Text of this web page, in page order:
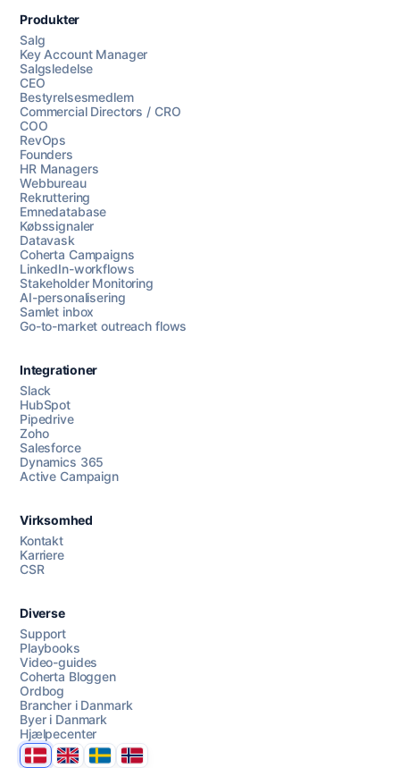
Chat med os
AI Campaign Assist
Produkter
Salg
Key Account Manager
Salgsledelse
CEO
Bestyrelsesmedlem
Commercial Directors / CRO
COO
RevOps
Founders
HR Managers
Webbureau
Rekruttering
Emnedatabase
Købssignaler
Datavask
Coherta Campaigns
LinkedIn-workflows
Stakeholder Monitoring
AI-personalisering
Samlet inbox
Go-to-market outreach flows
Integrationer
Slack
HubSpot
Pipedrive
Zoho
Salesforce
Dynamics 365
Active Campaign
Virksomhed
Kontakt
Karriere
CSR
Diverse
Support
Playbooks
Video-guides
Coherta Bloggen
Ordbog
Brancher i Danmark
Byer i Danmark
Hjælpecenter
DanmarkUnited Kingdom
SverigeNorge